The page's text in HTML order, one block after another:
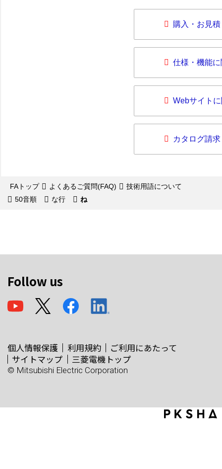
購入・お見
仕様・機能
Webサイト
カタログ請求
FAトップ よくあるご質問(FAQ)
技術用語について
50音順
な行 ね
Follow us
個人情報保護 利用規約
ご利用にあたって
サイトマップ
三菱電機トップ
© Mitsubishi Electric Corporation